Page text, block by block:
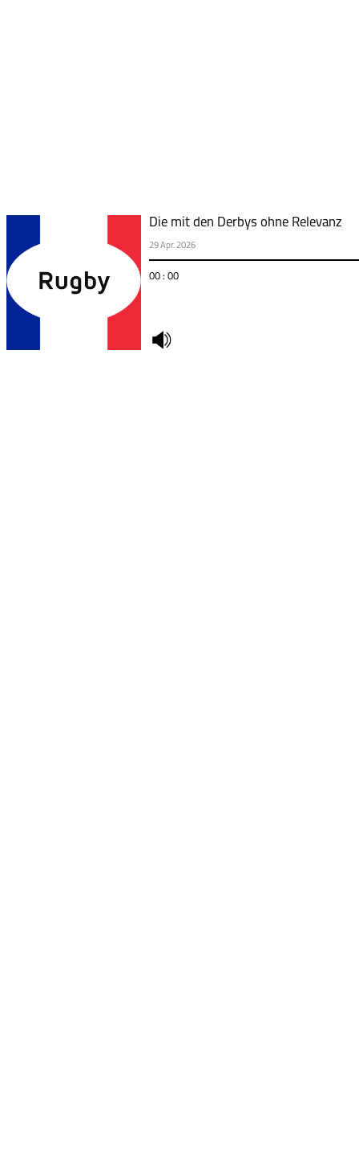
Die mit den Derbys ohne Relevanz
29 Apr. 2026
00 : 00